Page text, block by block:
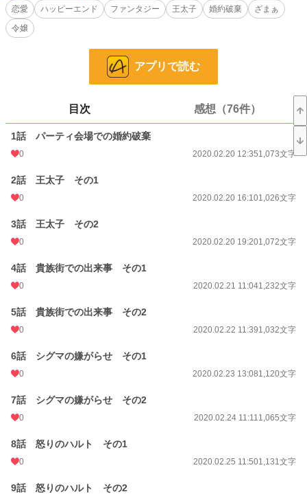
であり、別れの場はとあるパーティ会場。
怒りに震えるシエルだったが、相手は自分より格上の相手……何かをすれば、後
そんな彼女の前に現れたのは、なんと同じく怒りに震える王太子の姿であった。
自らの愛していたシエルに対して何たる振る舞いとばかりに、強烈な制裁がシグ
小説 228,779 位 / 228,779 件
24h.ポイント
文字数 50,370
更新日時
初回公開日時 2020.02.20 12:35
週間ポイント
月間ポイント 70 pt (73,336 位)
累計ポイント 2,208,578 pt (2,422 位)
恋愛
ハッピーエンド ファンタジー 王太子 婚約破棄
ざまぁ
令嬢
アプリで読む
目次 感想（76件）
1話 パーティ会場での婚約破棄
0 2020.02.20 12:351,073文字
2話 王太子 その1
0 2020.02.20 16:101,026文字
3話 王太子 その2
0 2020.02.20 19:201,072文字
4話 貴族街での出来事 その1
0 2020.02.21 11:041,232文字
5話 貴族街での出来事 その2
0 2020.02.22 11:391,032文字
6話 シグマの嫌がらせ その1
0 2020.02.23 13:081,120文字
7話 シグマの嫌がらせ その2
0 2020.02.24 11:111,065文字
8話 怒りのハルト その1
0 2020.02.25 11:501,131文字
9話 怒りのハルト その2